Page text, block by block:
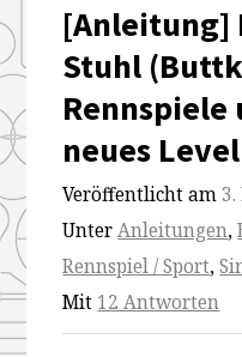
[Anleitung]
Stuhl
Rennspiele
neues
Veröffentlicht am
UnterAnleitungen,
Rennspiel / Sport,
Mit 12 Antworten